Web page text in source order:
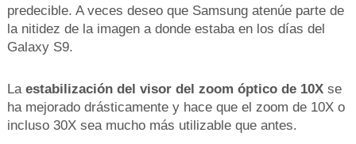
predecible. A veces deseo que Samsung atenúe parte de
la nitidez de la imagen a donde estaba en los días del
Galaxy S9.
Laestabilización del visor del zoom óptico de 10Xse
ha mejorado drásticamente y hace que el zoom de 10X o
incluso 30X sea mucho más utilizable que antes.